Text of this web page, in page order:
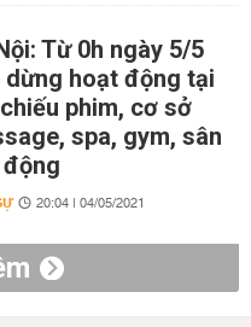
Từ 0h ngày 5/5
dừng hoạt động tại
phim, cơ sở
spa, gym, sân
20:04 | 04/05/2021